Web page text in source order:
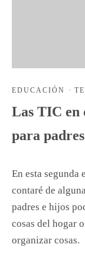
EDUCACIÓN ·
Las TIC en
para
En esta segunda
contaré de
padres e hijos
cosas del hogar
organizar